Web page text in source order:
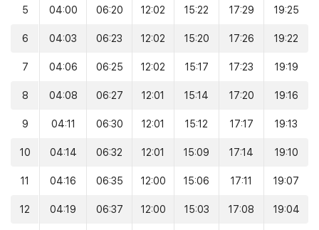
5 04:00 06:20 12:02 15:22 17:29 19:25
6 04:03 06:23 12:02 15:20 17:26 19:22
7 04:06 06:25 12:02 15:17 17:23 19:19
8 04:08 06:27 12:01 15:14 17:20 19:16
9 04:11 06:30 12:01 15:12 17:17 19:13
10 04:14 06:32 12:01 15:09 17:14 19:10
11 04:16 06:35 12:00 15:06 17:11 19:07
12 04:19 06:37 12:00 15:03 17:08 19:04